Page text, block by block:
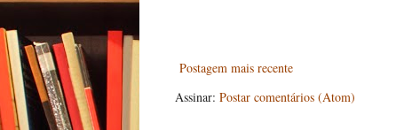
Postagem mais recente
Assinar: Postar comentários (Atom)